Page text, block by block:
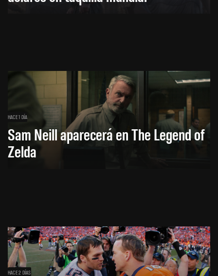
HACE 1 DÍA
Sam Neill aparecerá en The Legend of
Zelda
HACE 2 DÍAS